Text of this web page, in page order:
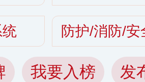
防护/消防/安
我要入榜 发